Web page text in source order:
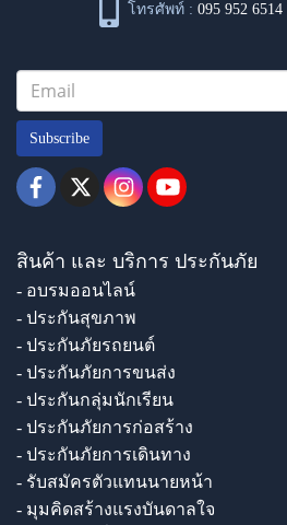
โทรศัพท์ : 095 952 6514
Subscribe
สินค้า และ บริการ ประกันภัย
- อบรมออนไลน์
- ประกันสุขภาพ
- ประกันภัยรถยนต์
- ประกันภัยการขนส่ง
- ประกันกลุ่มนักเรียน
- ประกันภัยการก่อสร้าง
- ประกันภัยการเดินทาง
- รับสมัครตัวแทนนายหน้า
- มุมคิดสร้างแรงบันดาลใจ